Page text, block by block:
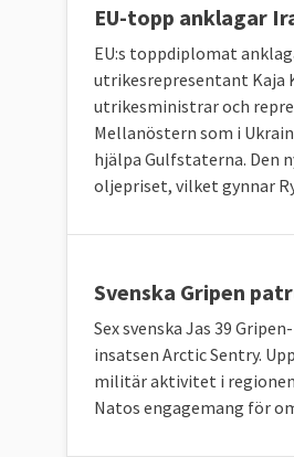
EU-topp anklagar
EU:s toppdiplomat
utrikesrepresentant Kaja
utrikesministrar och
Mellanöstern som i
hjälpa Gulfstaterna. Den
oljepriset, vilket gynnar
Svenska Gripen
Sex svenska Jas 39
insatsen Arctic Sentry.
militär aktivitet i
Natos engagemang för